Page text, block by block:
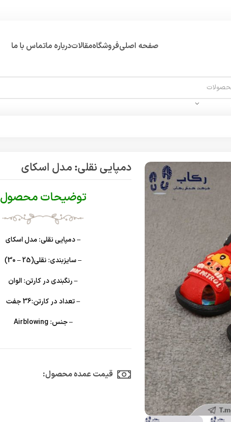
صفحه اصلیفروشگاهمقالاتدرباره ماتماس با ما
دمپایی نقلی: مدل اسکای
توضیحات محصول
– دمپایی نقلی: مدل اسکای
– سایزبندی: نقلی(25 – 30)
– رنگبندی در کارتن: الوان
– تعداد در کارتن:36 جفت
– جنس: Airblowing
قیمت عمده محصول:​